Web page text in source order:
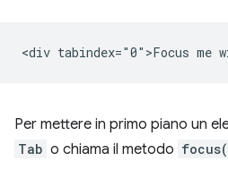
Per mettere in primo piano un
Tab o chiama il metodo